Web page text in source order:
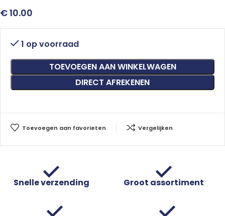
€10.00
1 op voorraad
TOEVOEGEN AAN WINKELWAGEN
DIRECT AFREKENEN
Toevoegen aan favorieten Vergelijken
Snelle verzending Groot assortiment